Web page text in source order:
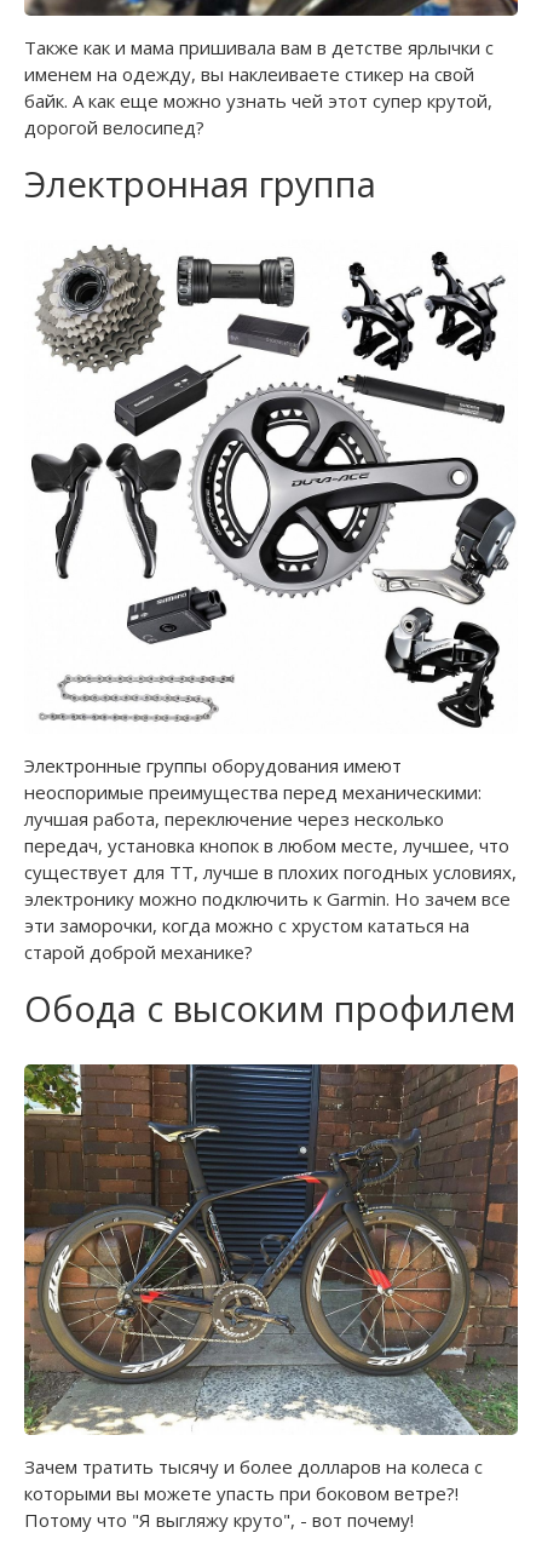
Также как и мама пришивала вам в детстве ярлычки с
именем на одежду, вы наклеиваете стикер на свой
байк. А как еще можно узнать чей этот супер крутой,
дорогой велосипед?
Электронная группа
Электронные группы оборудования имеют
неоспоримые преимущества перед механическими:
лучшая работа, переключение через несколько
передач, установка кнопок в любом месте, лучшее, что
существует для ТТ, лучше в плохих погодных условиях,
электронику можно подключить к Garmin. Но зачем все
эти заморочки, когда можно с хрустом кататься на
старой доброй механике?
Обода с высоким профилем
Зачем тратить тысячу и более долларов на колеса с
которыми вы можете упасть при боковом ветре?!
Потому что "Я выгляжу круто", - вот почему!